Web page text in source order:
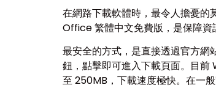
在網路下載軟體時，最令人擔憂的
Office 繁體中文免費版，是保障資
最安全的方式，是直接透過官方
鈕，點擊即可進入下載頁面。目
至 250MB，下載速度極快。在一